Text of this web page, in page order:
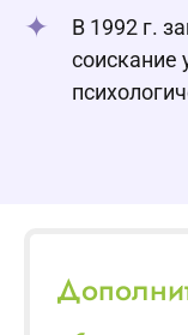
В 1992 г.
соискание